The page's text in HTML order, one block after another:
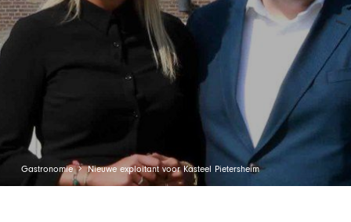
Gastronomie Nieuwe exploitant voor Kasteel Pietersheim